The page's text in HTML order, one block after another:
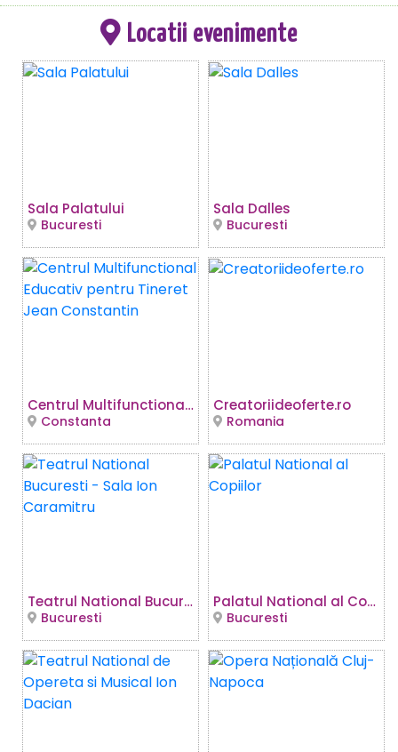
Locatii evenimente
Sala Palatului
Bucuresti
Sala Dalles
Bucuresti
Centrul Multifunctional Educativ pentru Tineret Jean Constantin
Constanta
Creatoriideoferte.ro
Romania
Teatrul National Bucuresti - Sala Ion Caramitru
Bucuresti
Palatul National al Copiilor
Bucuresti